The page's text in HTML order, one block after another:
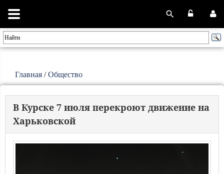
Главная /Общество
В Курске 7 июля перекроют движение на
Харьковской